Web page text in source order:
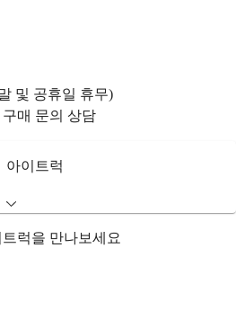
및 공휴일 휴무)
매 문의 상담
아이트럭
럭을 만나보세요